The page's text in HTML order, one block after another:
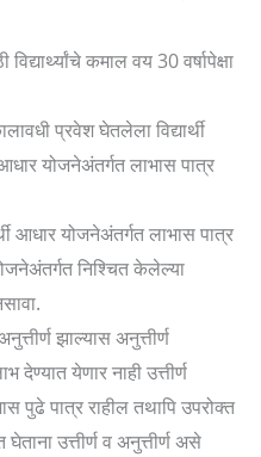
कमाल वय 30 वर्षापेक्षा
प्रवेश घेतलेला विद्यार्थी
योजनेअंतर्गत लाभास पात्र
आधार योजनेअंतर्गत लाभास पात्र
निश्चित केलेल्या
झाल्यास अनुत्तीर्ण
देण्यात येणार नाही उत्तीर्ण
पुढे पात्र राहील तथापि उपरोक्त
घेताना उत्तीर्ण व अनुत्तीर्ण असे